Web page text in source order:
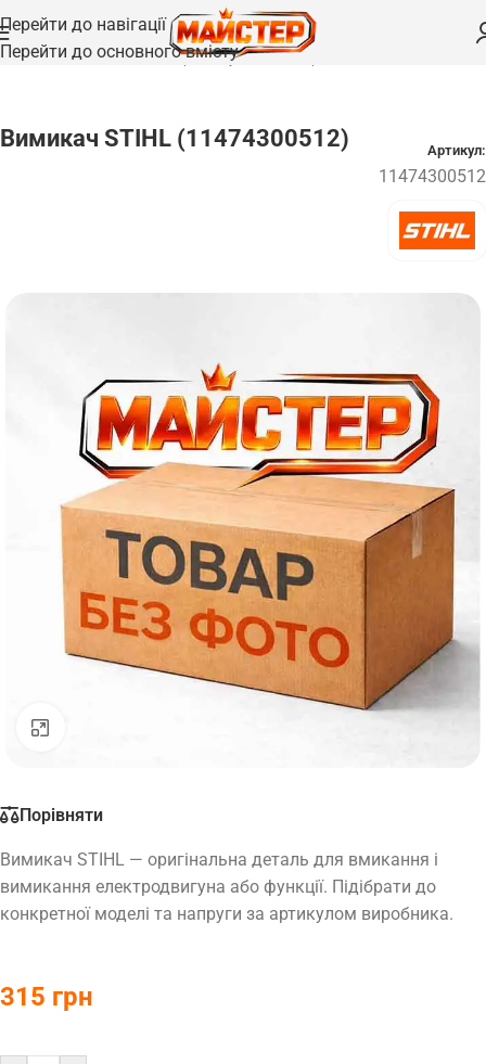
Перейти до навігації
Перейти до основного вмісту
Головна /Запчастини/Електродвигуни та електроніка
Вимикач STIHL (11474300512) Артикул:
11474300512
Порівняти
Вимикач STIHL — оригінальна деталь для вмикання і
вимикання електродвигуна або функції. Підібрати до
конкретної моделі та напруги за артикулом виробника.
315 грн